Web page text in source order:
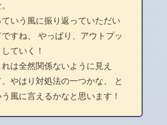
ていう風に振り返っていただい
ですね、 やっぱり、アウトプッ
していく！
れは全然関係ないように見え
、やはり対処法の一つかな、 と
う風に言えるかなと思います！